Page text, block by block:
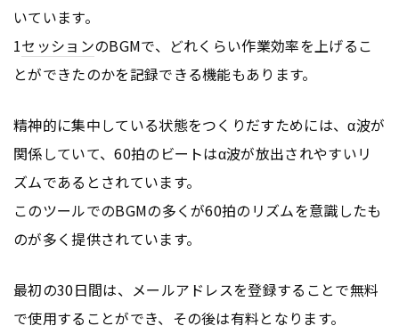
いています。
1セッションのBGMで、どれくらい作業効率を上げるこ
とができたのかを記録できる機能もあります。
精神的に集中している状態をつくりだすためには、α波が
関係していて、60拍のビートはα波が放出されやすいリ
ズムであるとされています。
このツールでのBGMの多くが60拍のリズムを意識したも
のが多く提供されています。
最初の30日間は、メールアドレスを登録することで無料
で使用することができ、その後は有料となります。